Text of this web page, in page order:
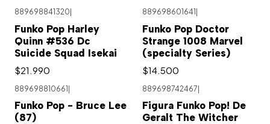
889698841320
Funko Pop Harley
Quinn #536 Dc
Suicide Squad Isekai
$21.990
889698601641
Funko Pop Doctor
Strange 1008 Marvel
(specialty Series)
$14.500
889698810661
Funko Pop - Bruce Lee
(87)
889698742467
Figura Funko Pop! De
Geralt The Witcher